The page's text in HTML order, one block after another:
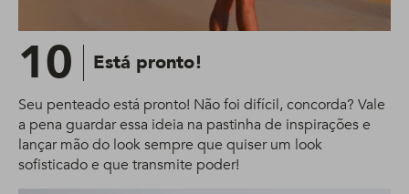
10 Está pronto!
Seu penteado está pronto! Não foi difícil, concorda? Vale
a pena guardar essa ideia na pastinha de inspirações e
lançar mão do look sempre que quiser um look
sofisticado e que transmite poder!